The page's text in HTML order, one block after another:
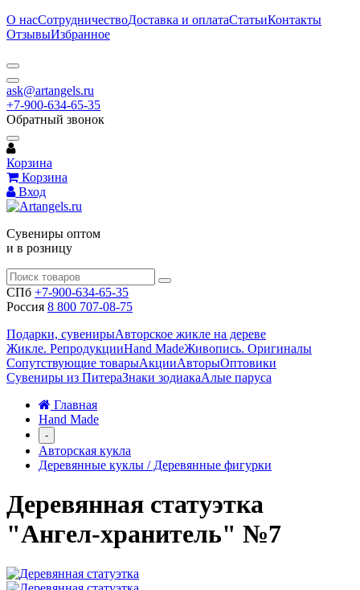
О насСотрудничествоДоставка и оплатаСтатьиКонтакты
ОтзывыИзбранное
ask@artangels.ru
+7-900-634-65-35
Обратный звонок
Корзина
Корзина
Вход
Сувениры оптом
и в розницу
СПб +7-900-634-65-35
Россия 8 800 707-08-75
Подарки, сувенирыАвторское жикле на дереве
Жикле. РепродукцииHand MadeЖивопись. Оригиналы
Сопутствующие товарыАкцииАвторыОптовики
Сувениры из ПитераЗнаки зодиакаАлые паруса
Главная
Hand Made
-
Авторская кукла
Деревянные куклы / Деревянные фигурки
Деревянная статуэтка
"Ангел-хранитель" №7